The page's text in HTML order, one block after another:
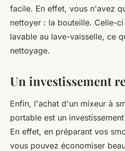
facile. En effet, vous n'avez
nettoyer : la bouteille. Celle-
lavable au lave-vaisselle, ce
nettoyage.
Un investissement
Enfin, l'achat d'un mixeur à
portable est un
En effet, en préparant vos
vous pouvez économiser